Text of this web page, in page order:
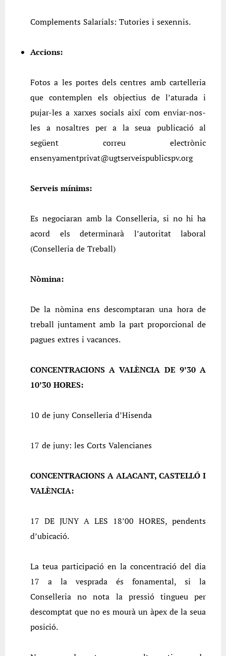
Complements Salarials: Tutories i sexennis.
Accions:
Fotos a les portes dels centres amb cartelleria
que contemplen els objectius de l’aturada i
pujar-les a xarxes socials així com enviar-nos-
les a nosaltres per a la seua publicació al
següent correu electrònic
ensenyamentprivat@ugtserveispublicspv.org
Serveis mínims:
Es negociaran amb la Conselleria, si no hi ha
acord els determinarà l’autoritat laboral
(Conselleria de Treball)
Nòmina:
De la nòmina ens descomptaran una hora de
treball juntament amb la part proporcional de
pagues extres i vacances.
CONCENTRACIONS A VALÈNCIA DE 9’30 A
10’30 HORES:
10 de juny Conselleria d’Hisenda
17 de juny: les Corts Valencianes
CONCENTRACIONS A ALACANT, CASTELLÓ I
VALÈNCIA:
17 DE JUNY A LES 18’00 HORES, pendents
d’ubicació.
La teua participació en la concentració del dia
17 a la vesprada és fonamental, si la
Conselleria no nota la pressió tingueu per
descomptat que no es mourà un àpex de la seua
posició.